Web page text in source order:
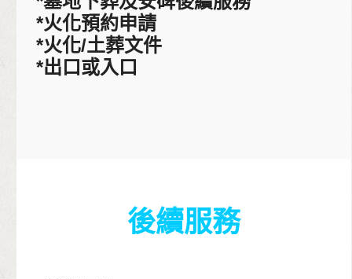
*火化預約申請
*火化/土葬文件
*出口或入口
後續服務